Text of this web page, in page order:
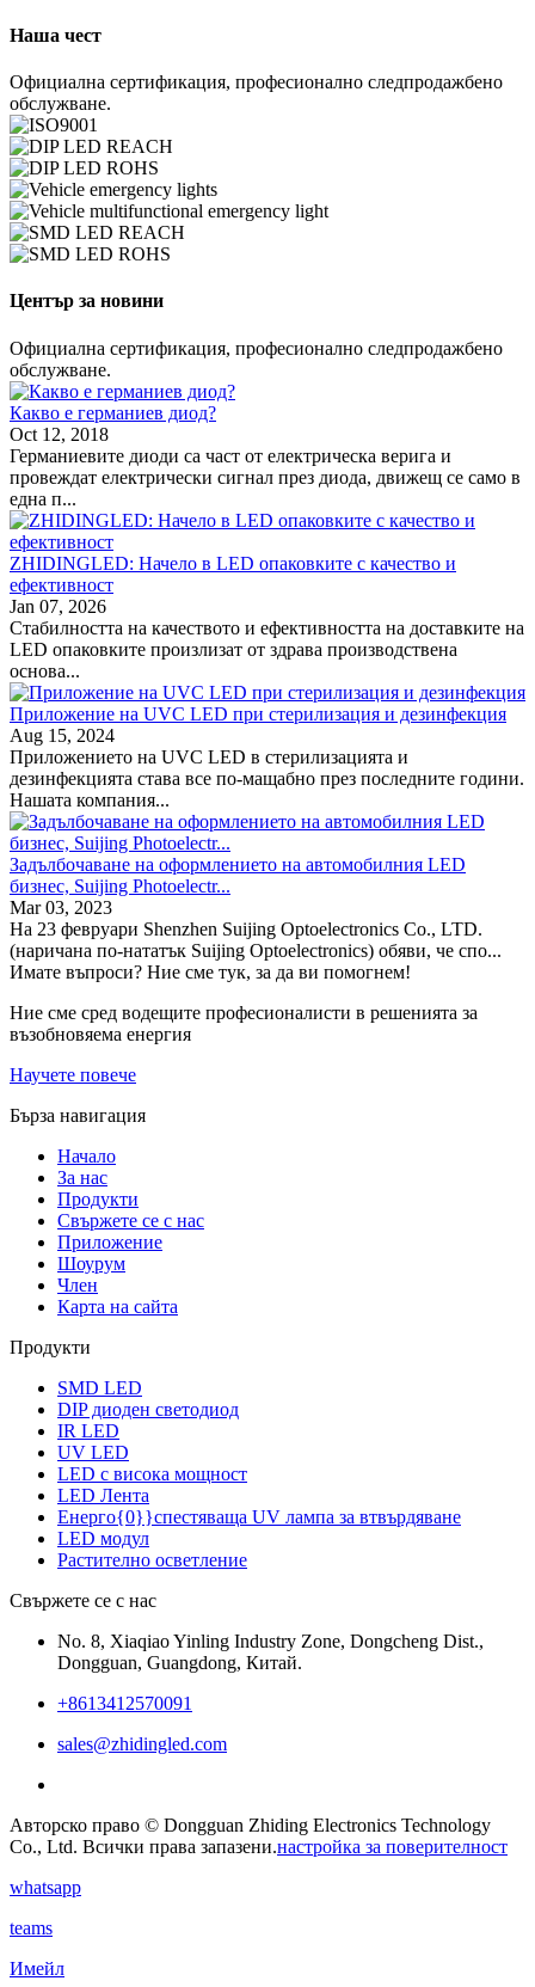
Наша чест
Официална сертификация, професионално следпродажбено
обслужване.
Център за новини
Официална сертификация, професионално следпродажбено
обслужване.
Какво е германиев диод?
Oct 12, 2018
Германиевите диоди са част от електрическа верига и
провеждат електрически сигнал през диода, движещ се само в
една п...
ZHIDINGLED: Начело в LED опаковките с качество и
ефективност
Jan 07, 2026
Стабилността на качеството и ефективността на доставките на
LED опаковките произлизат от здрава производствена
основа...
Приложение на UVC LED при стерилизация и дезинфекция
Aug 15, 2024
Приложението на UVC LED в стерилизацията и
дезинфекцията става все по-мащабно през последните години.
Нашата компания...
Задълбочаване на оформлението на автомобилния LED
бизнес, Suijing Photoelectr...
Mar 03, 2023
На 23 февруари Shenzhen Suijing Optoelectronics Co., LTD.
(наричана по-нататък Suijing Optoelectronics) обяви, че спо...
Имате въпроси? Ние сме тук, за да ви помогнем!
Ние сме сред водещите професионалисти в решенията за
възобновяема енергия
Научете повече
Бърза навигация
Начало
За нас
Продукти
Свържете се с нас
Приложение
Шоурум
Член
Карта на сайта
Продукти
SMD LED
DIP диоден светодиод
IR LED
UV LED
LED с висока мощност
LED Лента
Енерго{0}}спестяваща UV лампа за втвърдяване
LED модул
Растително осветление
Свържете се с нас
No. 8, Xiaqiao Yinling Industry Zone, Dongcheng Dist.,
Dongguan, Guangdong, Китай.
+8613412570091
sales@zhidingled.com
Авторско право © Dongguan Zhiding Electronics Technology
Co., Ltd. Всички права запазени.настройка за поверителност
whatsapp
teams
Имейл